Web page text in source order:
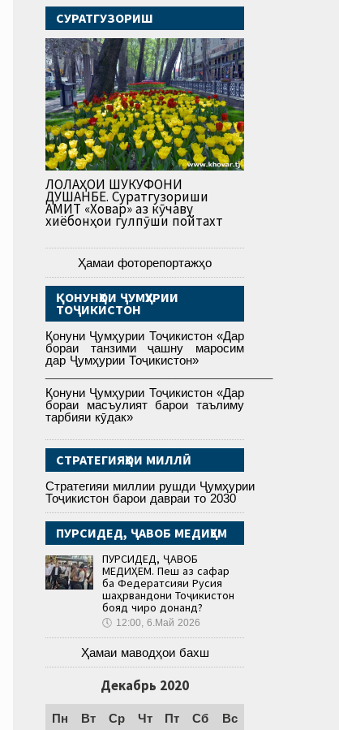
СУРАТГУЗОРИШ
ЛОЛАҲОИ ШУКУФОНИ
ДУШАНБЕ. Суратгузориши
АМИТ «Ховар» аз кӯчаву
хиёбонҳои гулпӯши пойтахт
Ҳамаи фоторепортажҳо
ҚОНУНҲОИ ҶУМҲУРИИ
ТОҶИКИСТОН
Қонуни Ҷумҳурии Тоҷикистон «Дар
бораи танзими ҷашну маросим
дар Ҷумҳурии Тоҷикистон»
Қонуни Ҷумҳурии Тоҷикистон «Дар
бораи масъулият барои таълиму
тарбияи кӯдак»
СТРАТЕГИЯҲОИ МИЛЛӢ
Стратегияи миллии рушди Ҷумҳурии
Тоҷикистон барои давраи то 2030
ПУРСИДЕД, ҶАВОБ МЕДИҲЕМ
ПУРСИДЕД, ҶАВОБ
МЕДИҲЕМ. Пеш аз сафар
ба Федератсияи Русия
шаҳрвандони Тоҷикистон
бояд чиро донанд?
🕔 12:00, 6.Май 2026
Ҳамаи маводҳои бахш
Декабрь 2020
Пн Вт Ср Чт Пт Сб Вс